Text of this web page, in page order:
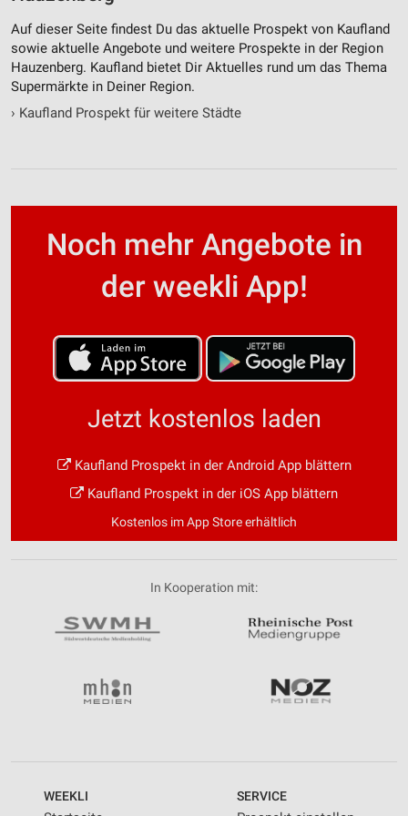
Auf dieser Seite findest Du das aktuelle Prospekt von Kaufland
sowie aktuelle Angebote und weitere Prospekte in der Region
Hauzenberg. Kaufland bietet Dir Aktuelles rund um das Thema
Supermärkte in Deiner Region.
› Kaufland Prospekt für weitere Städte
Noch mehr Angebote in
der weekli App!
Jetzt kostenlos laden
Kaufland Prospekt in der Android App blättern
Kaufland Prospekt in der iOS App blättern
Kostenlos im App Store erhältlich
In Kooperation mit:
WEEKLI SERVICE